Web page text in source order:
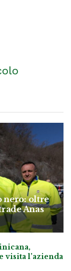
nero: oltre
Anas
visita l’azienda